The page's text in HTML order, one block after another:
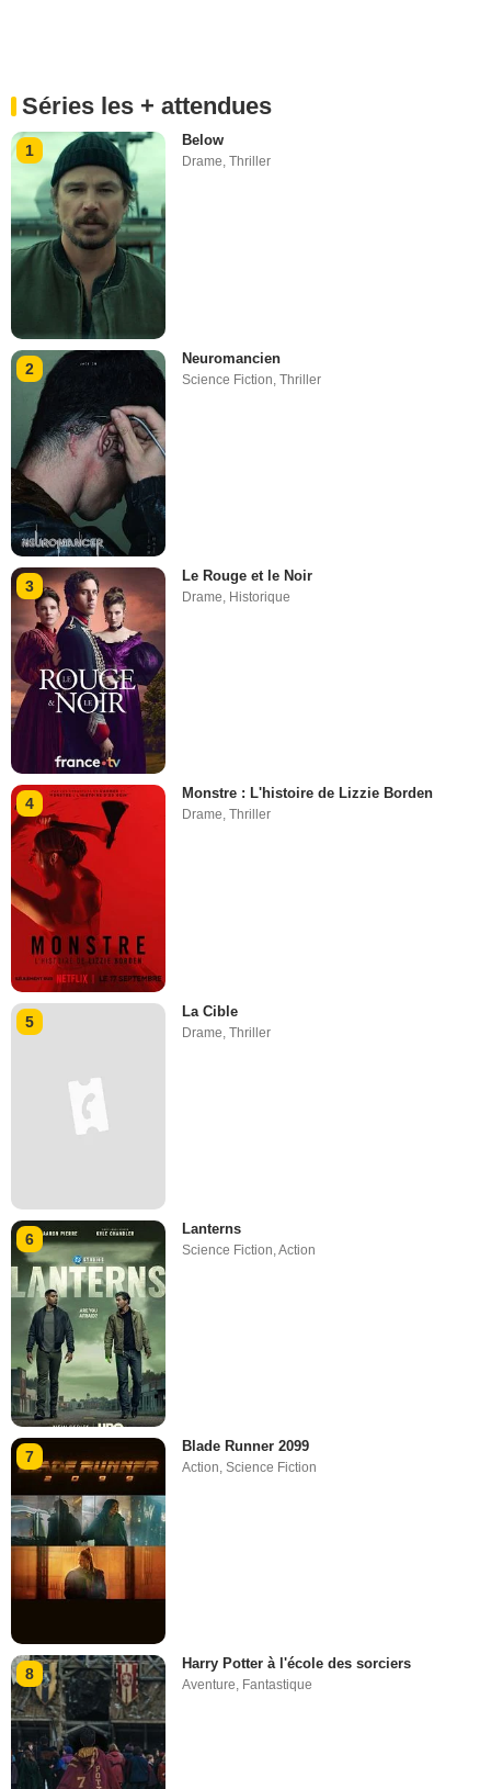
Séries les + attendues
1
Below
Drame,Thriller
2
Neuromancien
Science Fiction ,Thriller
3
Le Rouge et le Noir
Drame, Historique
4
Monstre : L'histoire de Lizzie Borden
Drame,Thriller
5
La Cible
Drame ,Thriller
6
Lanterns
Science Fiction,Action
7
Blade Runner 2099
Action,Science Fiction
8
Harry Potter à l'école des sorciers
Aventure, Fantastique